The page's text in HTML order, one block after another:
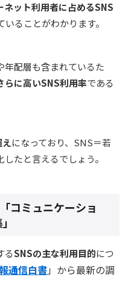
ネット利用者に占めるSNS
いることがわかります。
年配層も含まれているた
らに高いSNS利用率である
になっており、SNS＝若
たと言えるでしょう。
コミュニケーショ
るSNSの主な利用目的につ
通信白書」から最新の調